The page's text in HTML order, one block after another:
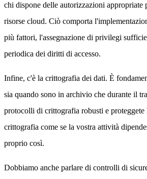
chi dispone delle autorizzazioni appropriate
risorse cloud. Ciò comporta
più fattori, l'assegnazione di privilegi
periodica dei diritti di accesso.
Infine, c'è la crittografia dei dati. È
sia quando sono in archivio che durante il
protocolli di crittografia robusti e proteggete
crittografia come se la vostra attività
proprio così.
Dobbiamo anche parlare di controlli di